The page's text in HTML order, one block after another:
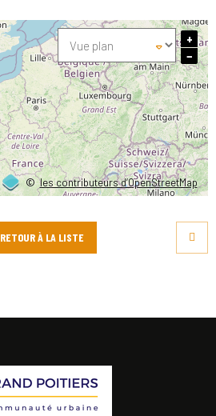
©les contributeurs d’OpenStreetMap
+
−
RETOUR À LA LISTE